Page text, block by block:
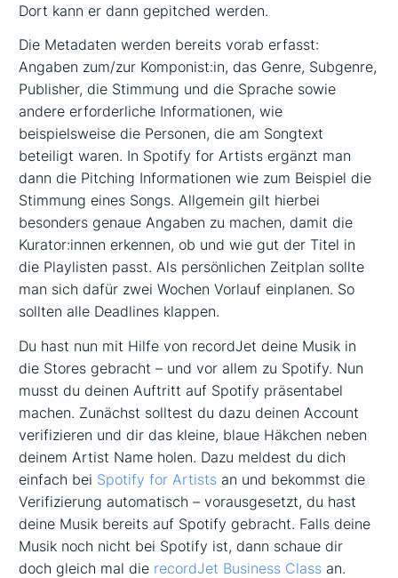
Dort kann er dann gepitched werden.
Die Metadaten werden bereits vorab erfasst:
Angaben zum/zur Komponist:in, das Genre, Subgenre,
Publisher, die Stimmung und die Sprache sowie
andere erforderliche Informationen, wie
beispielsweise die Personen, die am Songtext
beteiligt waren. In Spotify for Artists ergänzt man
dann die Pitching Informationen wie zum Beispiel die
Stimmung eines Songs. Allgemein gilt hierbei
besonders genaue Angaben zu machen, damit die
Kurator:innen erkennen, ob und wie gut der Titel in
die Playlisten passt. Als persönlichen Zeitplan sollte
man sich dafür zwei Wochen Vorlauf einplanen. So
sollten alle Deadlines klappen.
Du hast nun mit Hilfe von recordJet deine Musik in
die Stores gebracht – und vor allem zu Spotify. Nun
musst du deinen Auftritt auf Spotify präsentabel
machen. Zunächst solltest du dazu deinen Account
verifizieren und dir das kleine, blaue Häkchen neben
deinem Artist Name holen. Dazu meldest du dich
einfach bei Spotify for Artists an und bekommst die
Verifizierung automatisch – vorausgesetzt, du hast
deine Musik bereits auf Spotify gebracht. Falls deine
Musik noch nicht bei Spotify ist, dann schaue dir
doch gleich mal die recordJet Business Class an.